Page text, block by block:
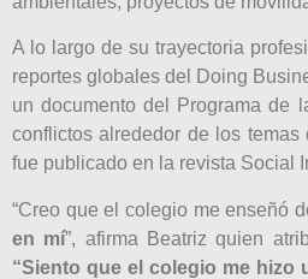
A lo largo de su trayectoria
reportes globales del Doing
un documento del Programa de
conflictos alrededor de los
fue publicado en la revista Social
“Creo que el colegio me enseñó
en mí”, afirma Beatriz quien
“Siento que el colegio me